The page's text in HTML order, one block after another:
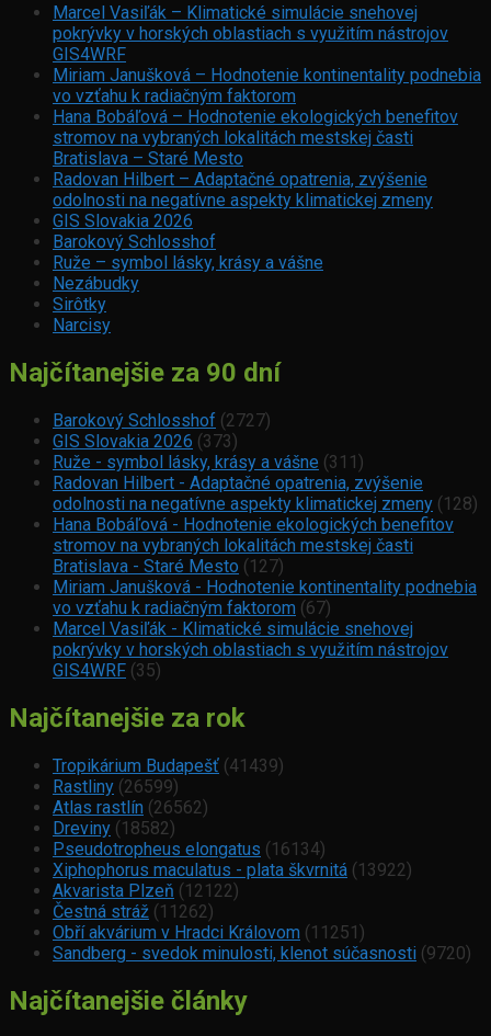
Marcel Vasiľák – Klimatické simulácie snehovej
pokrývky v horských oblastiach s využitím nástrojov
GIS4WRF
Miriam Janušková – Hodnotenie kontinentality podnebia
vo vzťahu k radiačným faktorom
Hana Bobáľová – Hodnotenie ekologických benefitov
stromov na vybraných lokalitách mestskej časti
Bratislava – Staré Mesto
Radovan Hilbert – Adaptačné opatrenia, zvýšenie
odolnosti na negatívne aspekty klimatickej zmeny
GIS Slovakia 2026
Barokový Schlosshof
Ruže – symbol lásky, krásy a vášne
Nezábudky
Sirôtky
Narcisy
Najčítanejšie za 90 dní
Barokový Schlosshof (2727)
GIS Slovakia 2026 (373)
Ruže - symbol lásky, krásy a vášne (311)
Radovan Hilbert - Adaptačné opatrenia, zvýšenie
odolnosti na negatívne aspekty klimatickej zmeny (128)
Hana Bobáľová - Hodnotenie ekologických benefitov
stromov na vybraných lokalitách mestskej časti
Bratislava - Staré Mesto (127)
Miriam Janušková - Hodnotenie kontinentality podnebia
vo vzťahu k radiačným faktorom (67)
Marcel Vasiľák - Klimatické simulácie snehovej
pokrývky v horských oblastiach s využitím nástrojov
GIS4WRF (35)
Najčítanejšie za rok
Tropikárium Budapešť (41439)
Rastliny (26599)
Atlas rastlín (26562)
Dreviny (18582)
Pseudotropheus elongatus (16134)
Xiphophorus maculatus - plata škvrnitá (13922)
Akvarista Plzeň (12122)
Čestná stráž (11262)
Obří akvárium v Hradci Královom (11251)
Sandberg - svedok minulosti, klenot súčasnosti (9720)
Najčítanejšie články